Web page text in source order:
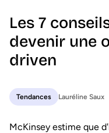
Les 7
devenir une
driven
Tendances Lauréline Saux
McKinsey estime que